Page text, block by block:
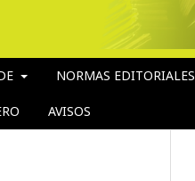
NORMAS EDITORIALES
AVISOS